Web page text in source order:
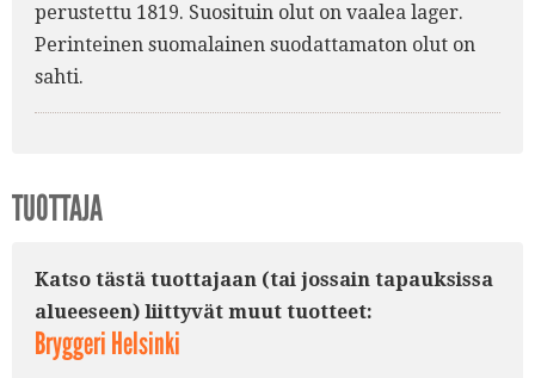
perustettu 1819. Suosituin olut on vaalea lager.
Perinteinen suomalainen suodattamaton olut on
sahti.
TUOTTAJA
Katso tästä tuottajaan (tai jossain tapauksissa
alueeseen) liittyvät muut tuotteet:
Bryggeri Helsinki